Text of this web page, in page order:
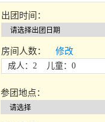
出团时间：
房间人数： 修改
成人：2 儿童：0
参团地点：